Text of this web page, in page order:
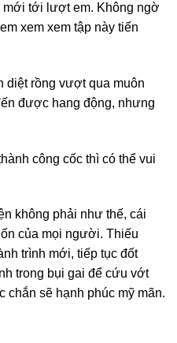
mới tới lượt em. Không ngờ
xem xem tập này tiến
diệt rồng vượt qua muôn
được hang động, nhưng
công cốc thì có thể vui
không phải như thế, cái
của mọi người. Thiếu
trình mới, tiếp tục đốt
trong bụi gai để cứu vớt
chắn sẽ hạnh phúc mỹ mãn.